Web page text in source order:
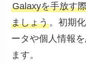
Galaxyを手放す
ましょう。初期
ータや個人情報
ます。